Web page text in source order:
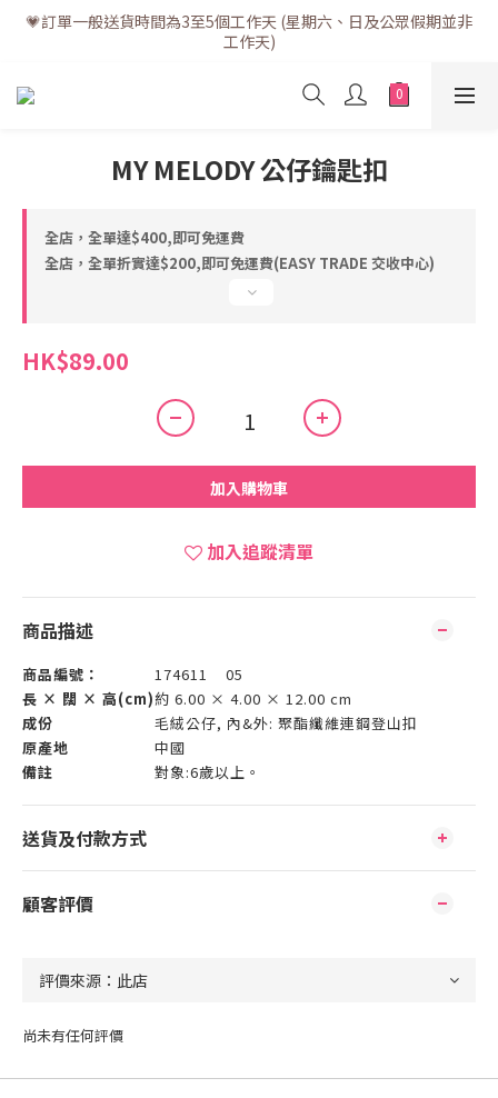
💗訂單一般送貨時間為3至5個工作天 (星期六、日及公眾假期並非
工作天)
💗訂單一般送貨時間為3至5個工作天 (星期六、日及公眾假期並非
工作天)
💗折實滿$400免運費 | 滿$200免自取點運費
💗立即下載全新會員APP享有專屬會員禮遇
💗訂單一般送貨時間為3至5個工作天 (星期六、日及公眾假期並非
工作天)
MY MELODY 公仔鑰匙扣
全店，全單達$400,即可免運費
全店，全單折實達$200,即可免運費(EASY TRADE 交收中心)
HK$89.00
加入購物車
加入追蹤清單
商品描述
商品編號：
174611 05
長 × 闊 × 高(cm)約 6.00 × 4.00 × 12.00 cm
成份
毛絨公仔, 內&外: 聚酯纖維連鋼登山扣
原產地
中國
備註
對象:6歲以上。
送貨及付款方式
顧客評價
尚未有任何評價